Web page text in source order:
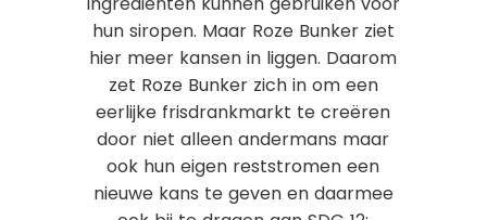
hun siropen. Maar Roze Bunker ziet
hier meer kansen in liggen. Daarom
zet Roze Bunker zich in om een
eerlijke frisdrankmarkt te creëren
door niet alleen andermans maar
ook hun eigen reststromen een
nieuwe kans te geven en daarmee